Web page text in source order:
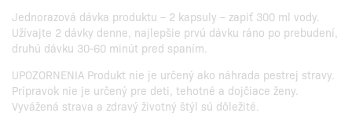
Jednorazová dávka produktu – 2 kapsuly – zapiť 300 ml vody.
Užívajte 2 dávky denne, najlepšie prvú dávku ráno po prebudení,
druhú dávku 30-60 minút pred spaním.
UPOZORNENIA Produkt nie je určený ako náhrada pestrej stravy.
Prípravok nie je určený pre deti, tehotné a dojčiace ženy.
Vyvážená strava a zdravý životný štýl sú dôležité.